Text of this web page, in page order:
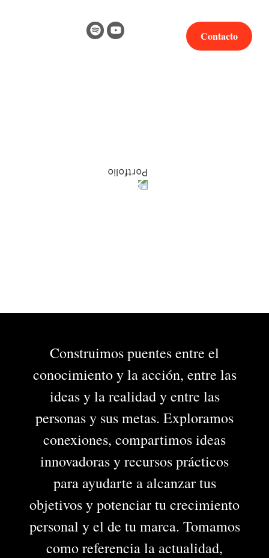
Contacto
Blog
Construimos puentes entre el
conocimiento y la acción, entre las
ideas y la realidad y entre las
personas y sus metas. Exploramos
conexiones, compartimos ideas
innovadoras y recursos prácticos
para ayudarte a alcanzar tus
objetivos y potenciar tu crecimiento
personal y el de tu marca. Tomamos
como referencia la actualidad,